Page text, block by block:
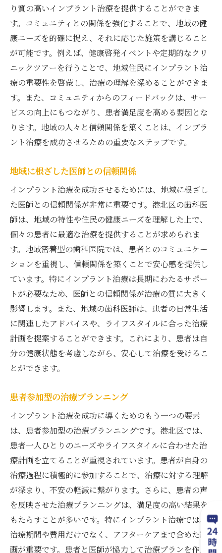
り質の高いインプラント治療を提供することができま
す。コミュニティとの関係を強化することで、地域の健
康ニーズを的確に捉え、それに応じた施策を講じること
が可能です。例えば、健康啓発イベントや定期的なクリ
ニックツアーを行うことで、地域住民にインプラント治
療の重要性を啓蒙し、治療の理解を深めることができま
す。また、コミュニティからのフィードバックは、サー
ビスの向上にもつながり、患者満足度を高める要因とな
ります。地域の人々と信頼関係を築くことは、インプラ
ント治療を成功させるための重要なステップです。
地域に根ざした医師との信頼関係
インプラント治療を成功させるためには、地域に根ざし
た医師との信頼関係が非常に重要です。港北区の歯科医
師は、地域の特性や住民の健康ニーズを理解した上で、
個々の患者に最適な治療を提供することが求められま
す。地域密着型の歯科医院では、患者とのコミュニケー
ションを重視し、信頼関係を築くことで安心感を提供し
ています。特にインプラント治療は長期にわたるサポー
トが必要なため、医師との信頼関係が治療の質に大きく
影響します。また、地域の歯科医師は、患者の日常生活
に関連したアドバイスや、ライフスタイルに合った治療
計画を提案することができます。これにより、患者は自
分の健康状態を考慮しながら、安心して治療を受けるこ
とができます。
患者参加型の治療プランニング
インプラント治療を成功に導くためのもう一つの要素
は、患者参加型の治療プランニングです。港北区では、
患者一人ひとりのニーズやライフスタイルに合わせた治
療計画を立てることが重視されています。患者が自身の
治療過程に積極的に参加することで、治療に対する理解
が深まり、不安の軽減に繋がります。さらに、患者の声
を反映させた治療プランニングは、満足度の高い結果を
もたらすことが多いです。特にインプラント治療では、
治療期間や費用だけでなく、アフターケアまで含めた計
画が重要です。患者と医師が協力して治療プランを作成